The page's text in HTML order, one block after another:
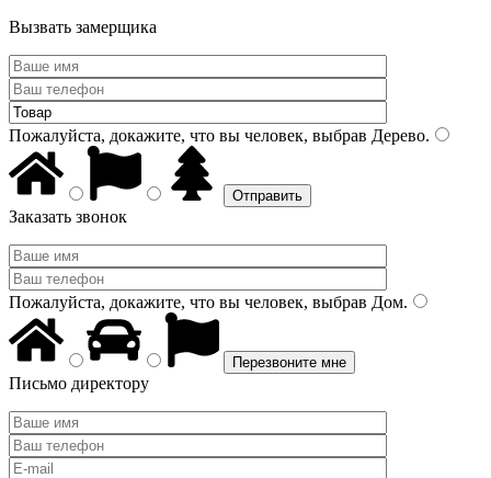
Вызвать замерщика
Пожалуйста, докажите, что вы человек, выбрав Дерево.
Заказать звонок
Пожалуйста, докажите, что вы человек, выбрав Дом.
Письмо директору